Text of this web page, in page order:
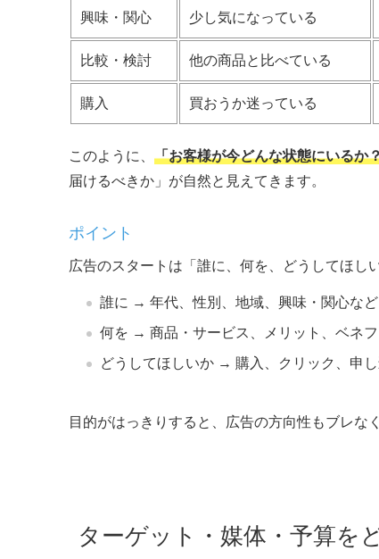
興味・関心 少し気になっている
比較・検討 他の商品と比べている
購入 買おうか迷っている
このように、 「お客様が今どんな状態にいるか
届けるべきか」が自然と見えてきます。
ポイント
広告のスタートは「誰に、何を、どうしてほし
誰に → 年代、性別、地域、興味・関心など
何を → 商品・サービス、メリット、ベネフ
どうしてほしいか → 購入、クリック、申
目的がはっきりすると、広告の方向性もブレな
ターゲット・媒体・予算を